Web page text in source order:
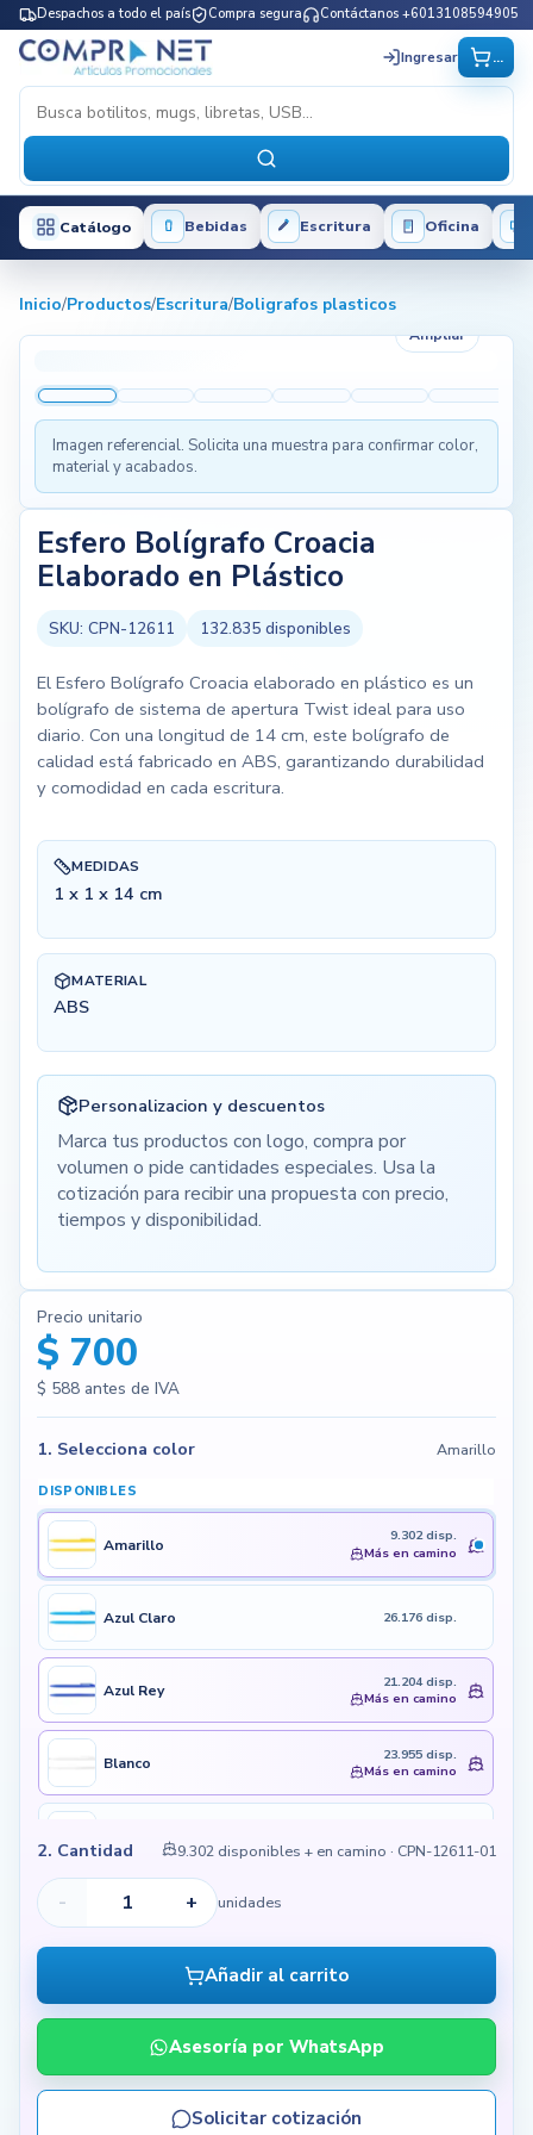
Despachos a todo el país Compra segura Contáctanos +6013108594905
Ingresar ...
Catálogo Bebidas Escritura Oficina
Inicio/Productos/Escritura/Boligrafos plasticos
Ampliar
Imagen referencial. Solicita una muestra para confirmar color,
material y acabados.
Esfero Bolígrafo Croacia
Elaborado en Plástico
SKU: CPN-12611 132.835disponibles
El Esfero Bolígrafo Croacia elaborado en plástico es un
bolígrafo de sistema de apertura Twist ideal para uso
diario. Con una longitud de 14 cm, este bolígrafo de
calidad está fabricado en ABS, garantizando durabilidad
y comodidad en cada escritura.
MEDIDAS
1 x 1 x 14 cm
MATERIAL
ABS
Personalizacion y descuentos
Marca tus productos con logo, compra por
volumen o pide cantidades especiales. Usa la
cotización para recibir una propuesta con precio,
tiempos y disponibilidad.
Precio unitario
$ 700
$ 588antes de IVA
1. Selecciona color Amarillo
DISPONIBLES
Amarillo
9.302 disp.
Más en camino
Azul Claro 26.176 disp.
Azul Rey
21.204 disp.
Más en camino
Blanco
23.955 disp.
Más en camino
Negro
2. Cantidad 9.302 disponibles + en camino · CPN-12611-01
- + unidades
Añadir al carrito
Asesoría por WhatsApp
Solicitar cotización